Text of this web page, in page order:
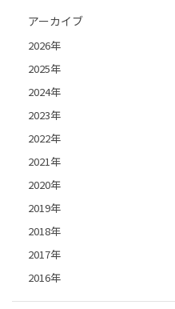
アーカイブ
2026年
2025年
2024年
2023年
2022年
2021年
2020年
2019年
2018年
2017年
2016年